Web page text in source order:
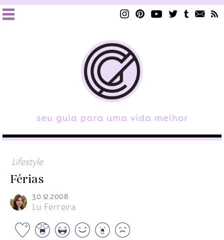
Lifestyle
Férias
30.12.2008
Lu Ferreira